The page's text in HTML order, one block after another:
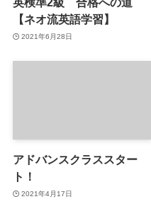
【ネオ流英語学習】
2021年6月28日
アドバンスクラススター
ト！
2021年4月17日